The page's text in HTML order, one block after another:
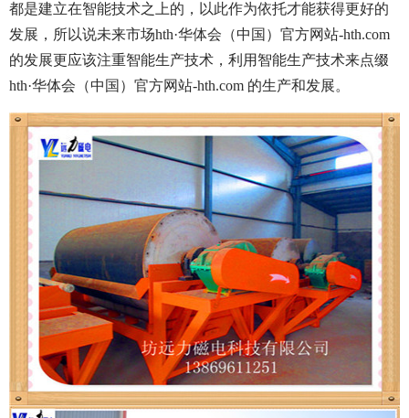
都是建立在智能技术之上的，以此作为依托才能获得更好的
发展，所以说未来市场hth·华体会（中国）官方网站-hth.com
的发展更应该注重智能生产技术，利用智能生产技术来点缀
hth·华体会（中国）官方网站-hth.com 的生产和发展。